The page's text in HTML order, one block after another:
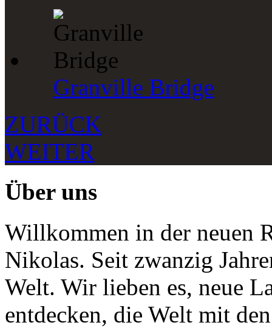
Granville Bridge
ZURÜCK
WEITER
Über uns
Willkommen in der neuen
Nikolas. Seit zwanzig
Welt. Wir lieben es, neue
entdecken, die Welt mit